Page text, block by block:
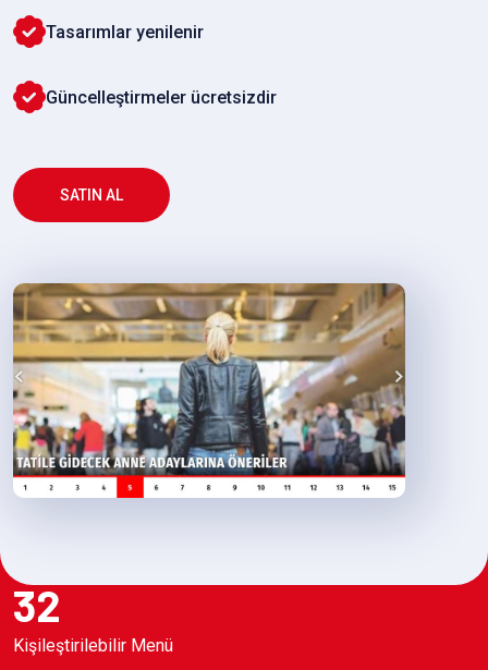
Tasarımlar yenilenir
Güncelleştirmeler ücretsizdir
SATIN AL
32
Kişileştirilebilir Menü